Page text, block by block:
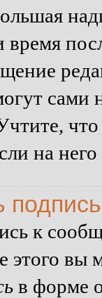
время
сами
на
к
этого
в форме